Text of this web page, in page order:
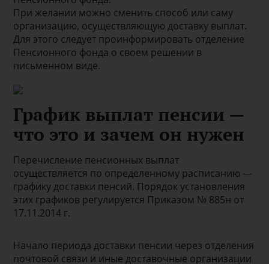
При желании можно сменить способ или саму
организацию, осуществляющую доставку выплат.
Для этого следует проинформировать отделение
Пенсионного фонда о своем решении в
письменном виде.
График выплат пенсии —
что это и зачем он нужен
Перечисление пенсионных выплат
осуществляется по определенному расписанию —
графику доставки пенсий. Порядок установления
этих графиков регулируется Приказом № 885н от
17.11.2014 г.
Начало периода доставки пенсии через отделения
почтовой связи и иные доставочные организации